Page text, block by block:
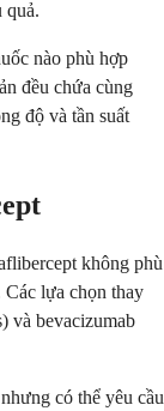
quả.
nào phù hợp
đều chứa cùng
độ và tần suất
không phù
Các lựa chọn thay
và bevacizumab
có thể yêu cầu